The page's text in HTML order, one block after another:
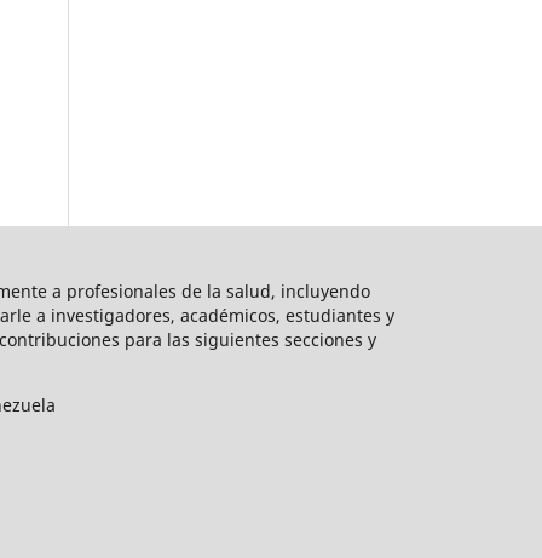
a profesionales de la salud, incluyendo
a investigadores, académicos, estudiantes y
para las siguientes secciones y